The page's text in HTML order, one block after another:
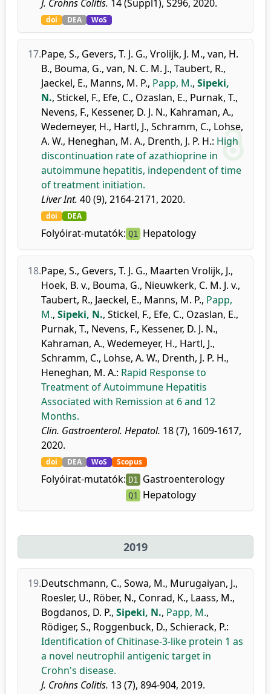
J. Crohns Colitis. 14 (Suppl1), S296, 2020.
doi DEA WoS
17.Pape, S., Gevers, T. J. G., Vrolijk, J. M., van, H.
B., Bouma, G., van, N. C. M. J., Taubert, R.,
Jaeckel, E., Manns, M. P., Papp, M., Sipeki,
N., Stickel, F., Efe, C., Ozaslan, E., Purnak, T.,
Nevens, F., Kessener, D. J. N., Kahraman, A.,
Wedemeyer, H., Hartl, J., Schramm, C., Lohse,
A. W., Heneghan, M. A., Drenth, J. P. H.: High
discontinuation rate of azathioprine in
autoimmune hepatitis, independent of time
of treatment initiation.
Liver Int. 40 (9), 2164-2171, 2020.
doi DEA
Folyóirat-mutatók: Q1 Hepatology
18.Pape, S., Gevers, T. J. G., Maarten Vrolijk, J.,
Hoek, B. v., Bouma, G., Nieuwkerk, C. M. J. v.,
Taubert, R., Jaeckel, E., Manns, M. P., Papp,
M., Sipeki, N., Stickel, F., Efe, C., Ozaslan, E.,
Purnak, T., Nevens, F., Kessener, D. J. N.,
Kahraman, A., Wedemeyer, H., Hartl, J.,
Schramm, C., Lohse, A. W., Drenth, J. P. H.,
Heneghan, M. A.: Rapid Response to
Treatment of Autoimmune Hepatitis
Associated with Remission at 6 and 12
Months.
Clin. Gastroenterol. Hepatol. 18 (7), 1609-1617,
2020.
doi DEA WoS Scopus
Folyóirat-mutatók: D1 Gastroenterology
Q1 Hepatology
2019
19.Deutschmann, C., Sowa, M., Murugaiyan, J.,
Roesler, U., Röber, N., Conrad, K., Laass, M.,
Bogdanos, D. P., Sipeki, N., Papp, M.,
Rödiger, S., Roggenbuck, D., Schierack, P.:
Identification of Chitinase-3-like protein 1 as
a novel neutrophil antigenic target in
Crohn's disease.
J. Crohns Colitis. 13 (7), 894-904, 2019.